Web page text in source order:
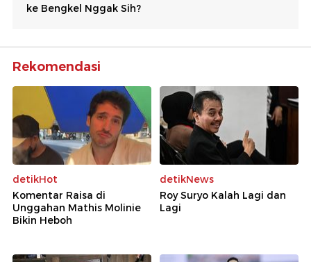
Rekomendasi
detikHot
Komentar Raisa di
Unggahan Mathis Molinie
Bikin Heboh
detikNews
Roy Suryo Kalah Lagi dan
Lagi